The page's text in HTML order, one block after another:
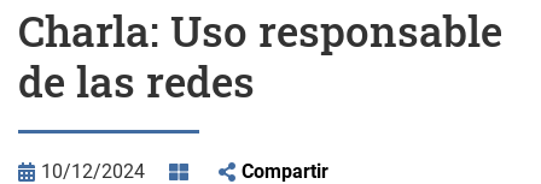
Charla: Uso responsable
de las redes
10/12/2024 Compartir